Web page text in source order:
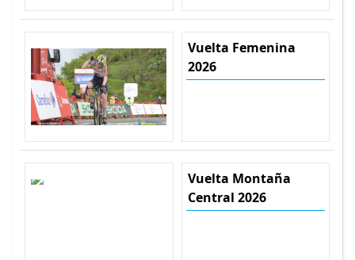
Vuelta Femenina
2026
Vuelta Montaña
Central 2026